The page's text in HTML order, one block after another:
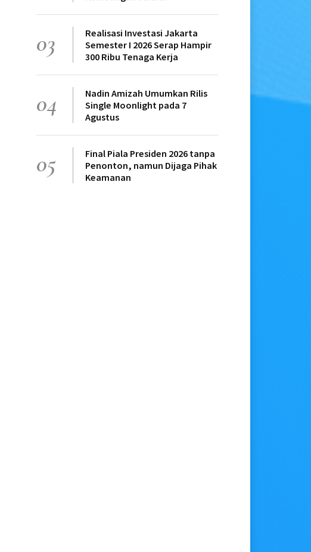
03
Realisasi Investasi Jakarta
Semester I 2026 Serap Hampir
300 Ribu Tenaga Kerja
04
Nadin Amizah Umumkan Rilis
Single Moonlight pada 7
Agustus
05
Final Piala Presiden 2026 tanpa
Penonton, namun Dijaga Pihak
Keamanan